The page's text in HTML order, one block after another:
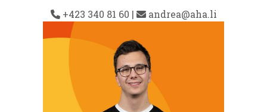
+423 340 81 60 | andrea@aha.li